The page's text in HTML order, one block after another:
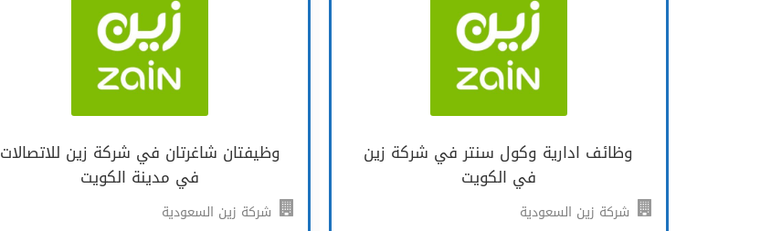
وظائف ادارية وكول سنتر في شركة زين
في الكويت
شركة زين السعودية
وظيفتان شاغرتان في شركة زين للاتصالات
في مدينة الكويت
شركة زين السعودية